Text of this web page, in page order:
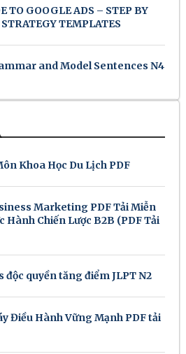
TO GOOGLE ADS – STEP BY
TEMPLATES
and Model Sentences N4
Khoa Học Du Lịch PDF
Marketing PDF Tải Miễn
Hành Chiến Lược B2B (PDF Tải
độc quyền tăng điểm JLPT N2
Điều Hành Vững Mạnh PDF tải